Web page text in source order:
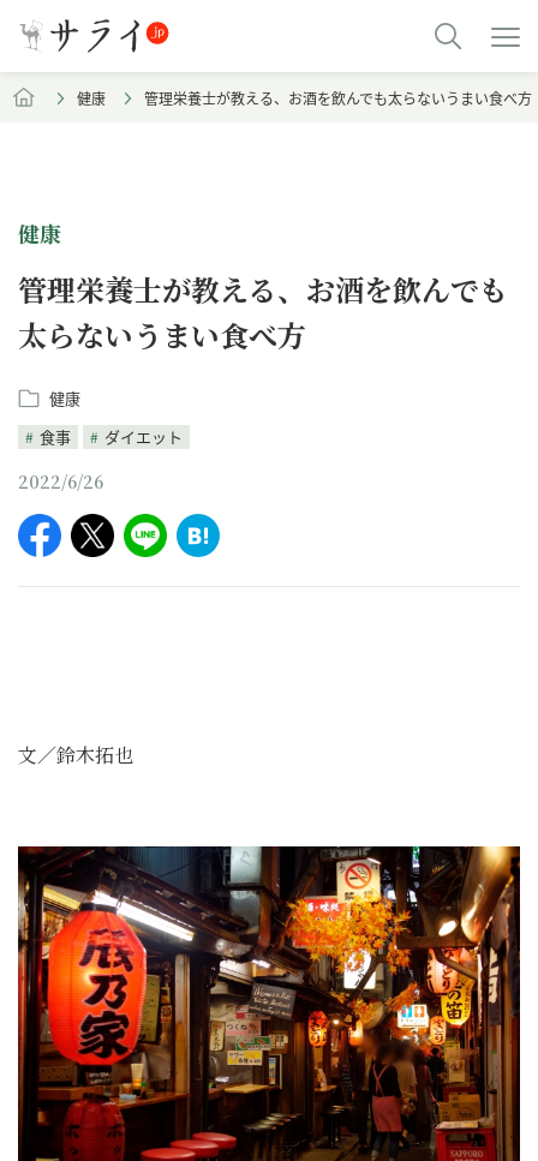
健康 管理栄養士が教える、お酒を飲んでも太らないうまい食べ方
健康
管理栄養士が教える、お酒を飲んでも
太らないうまい食べ方
健康
食事
ダイエット
2022/6/26
文／鈴木拓也